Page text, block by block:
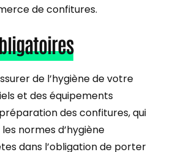
de confitures.
de l’hygiène de votre
et des équipements
des confitures, qui
normes d’hygiène
dans l’obligation de porter